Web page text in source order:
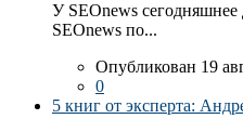
У SEOnews
SEOnews по...
Опубликован 19
0
5 книг от эксперта: